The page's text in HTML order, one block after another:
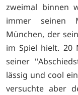
zweimal binnen
immer seinen
München, der
im Spiel hielt. 20
seiner
lässig und cool
versuchte aber